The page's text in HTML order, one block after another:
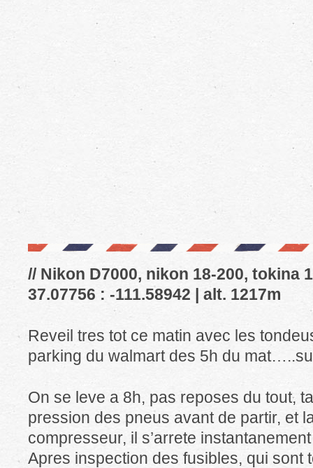
// Nikon D7000, nikon 18-200, tokina
37.07756 : -111.58942 | alt. 1217m
Reveil tres tot ce matin avec les
parking du walmart des 5h du
On se leve a 8h, pas reposes du tout,
pression des pneus avant de partir, et
compresseur, il s’arrete
Apres inspection des fusibles, qui sont